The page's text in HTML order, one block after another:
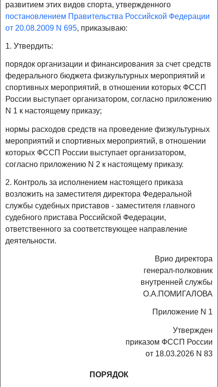
развитием этих видов спорта, утвержденного
постановлением Правительства Российской Федерации
от 20.08.2009 N 695, приказываю:
1. Утвердить:
порядок организации и финансирования за счет средств
федерального бюджета физкультурных мероприятий и
спортивных мероприятий, в отношении которых ФССП
России выступает организатором, согласно приложению
N 1 к настоящему приказу;
нормы расходов средств на проведение физкультурных
мероприятий и спортивных мероприятий, в отношении
которых ФССП России выступает организатором,
согласно приложению N 2 к настоящему приказу.
2. Контроль за исполнением настоящего приказа
возложить на заместителя директора Федеральной
службы судебных приставов - заместителя главного
судебного пристава Российской Федерации,
ответственного за соответствующее направление
деятельности.
Врио директора
генерал-полковник
внутренней службы
О.А.ПОМИГАЛОВА
Приложение N 1
Утвержден
приказом ФССП России
от 18.03.2026 N 83
ПОРЯДОК